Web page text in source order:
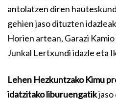
antolatzen diren
gehien jaso dituzten
Horien artean, Garazi
Junkal Lertxundi idazle eta
Lehen Hezkuntzako Kimu
idatzitako liburuengatikjaso